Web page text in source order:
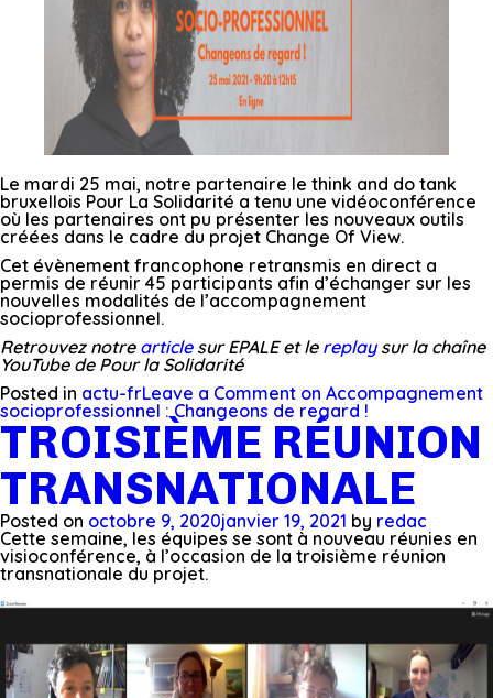
Le mardi 25 mai, notre partenaire le think and do tank
bruxellois Pour La Solidarité a tenu une vidéoconférence
où les partenaires ont pu présenter les nouveaux outils
créées dans le cadre du projet Change Of View.
Cet évènement francophone retransmis en direct a
permis de réunir 45 participants afin d’échanger sur les
nouvelles modalités de l’accompagnement
socioprofessionnel.
Retrouvez notre articlesur EPALE et le replaysur la chaîne
YouTube de Pour la Solidarité
Posted in actu-frLeave a Comment on Accompagnement
socioprofessionnel : Changeons de regard !
TROISIÈME RÉUNION
TRANSNATIONALE
Posted on octobre 9, 2020janvier 19, 2021 by redac
Cette semaine, les équipes se sont à nouveau réunies en
visioconférence, à l’occasion de la troisième réunion
transnationale du projet.